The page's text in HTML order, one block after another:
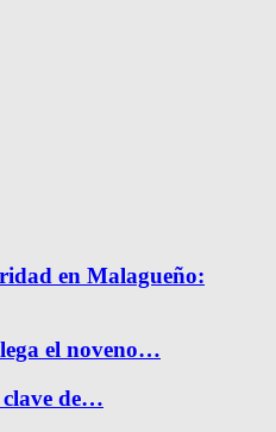
en Malagueño:
el noveno…
de…